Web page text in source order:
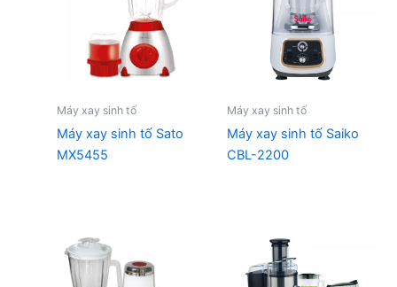
Máy xay sinh tố
Máy xay sinh tố Sato
MX5455
Máy xay sinh tố
Máy xay sinh tố Saiko
CBL-2200